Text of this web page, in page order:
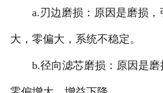
a.刃边磨损：原因是磨损，
大，零偏大，系统不稳定。
b.径向滤芯磨损：原因是磨